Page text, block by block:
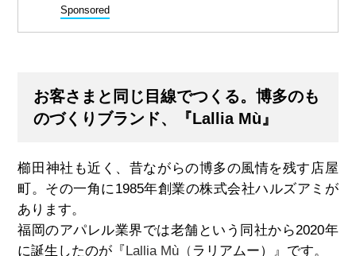
Sponsored
お客さまと同じ目線でつくる。博多のも
のづくりブランド、『Lallia Mù』
櫛田神社も近く、昔ながらの博多の風情を残す店屋
町。その一角に1985年創業の株式会社ハルズアミが
あります。
福岡のアパレル業界では老舗という同社から2020年
に誕生したのが『Lallia Mù（ラリアムー）』です。